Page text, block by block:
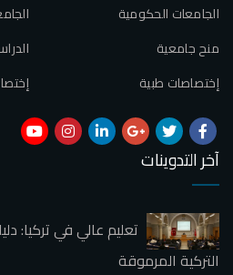
الجامعات الحكومية
منح جامعية
إختصاصات طبية
آخر التدوينات
تعليم عالي في تركيا:
التركية المرموقة